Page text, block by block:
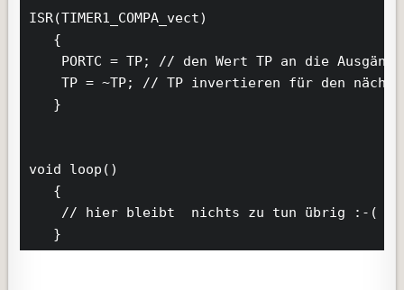
ISR(TIMER1_COMPA_vect)
   {
PORTC = TP; // den Wert TP an die
TP = ~TP; // TP invertieren für den
   }
void loop()
   {
    // hier bleibt  nichts zu tun übrig :-(
   }